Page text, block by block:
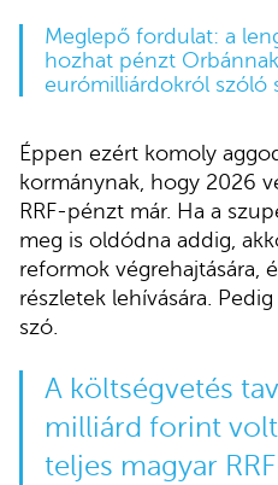
Meglepő fordulat: a
hozhat pénzt
eurómilliárdokról szóló
Éppen ezért komoly
kormánynak, hogy 2026
RRF-pénzt már. Ha a
meg is oldódna addig,
reformok végrehajtására,
részletek lehívására.
szó.
A költségvetés
milliárd forint
teljes magyar